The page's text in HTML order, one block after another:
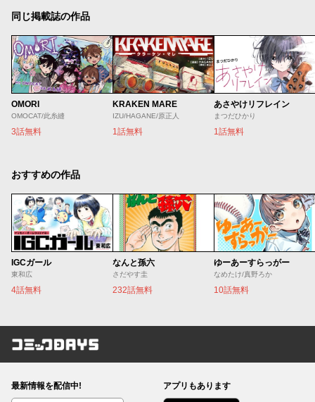
同じ掲載誌の作品
OMORI
OMOCAT/此糸縫
3話無料
KRAKEN MARE
IZU/HAGANE/原正人
1話無料
あさやけリフレイン
まつだひかり
1話無料
おすすめの作品
IGCガール
東和広
4話無料
なんと孫六
さだやす圭
232話無料
ゆーあーすらっがー
なめたけ/真野ろか
10話無料
コミックDAYS
最新情報を配信中! アプリもあります